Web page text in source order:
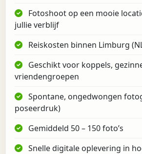
Fotoshoot op een mooie
jullie verblijf
Reiskosten binnen Limburg
Geschikt voor koppels,
vriendengroepen
Spontane, ongedwongen
poseerdruk)
Gemiddeld 50 – 150 foto’s
Snelle digitale oplevering in